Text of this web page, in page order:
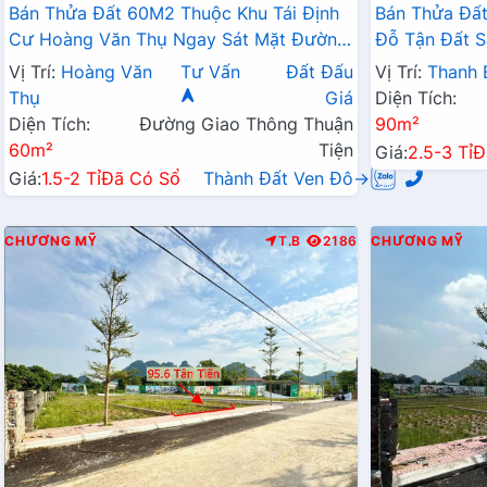
Bán Thửa Đất 60M2 Thuộc Khu Tái Định
Cư Hoàng Văn Thụ Ngay Sát Mặt Đường
Kinh Doanh QL21A
Vị Trí: Hoàng Văn
Thụ
Tư Vấn
Đất Đấu
Giá
Diện Tích:
60m²
Đường Giao Thông Thuận
Tiện
Giá:1.5-2 TỉĐã Có Sổ Thành Đất Ven Đô→
Bán Thửa
Đỗ Tận Đất
Liên Xã
Vị Trí: Thanh
Diện Tích:
90m²
Giá:2.5-3 Tỉ
CHƯƠNG MỸ T.B 2186 CHƯƠNG MỸ